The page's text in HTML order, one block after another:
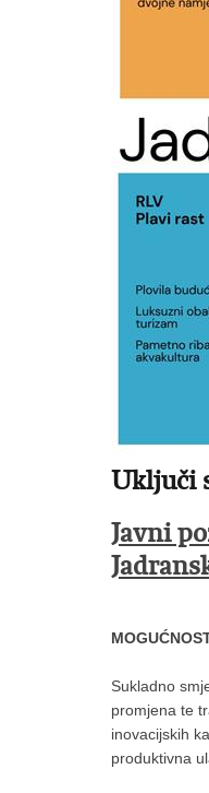
Uključi
Javni
Sukladno
promjena te
inovacijskih
produktivna